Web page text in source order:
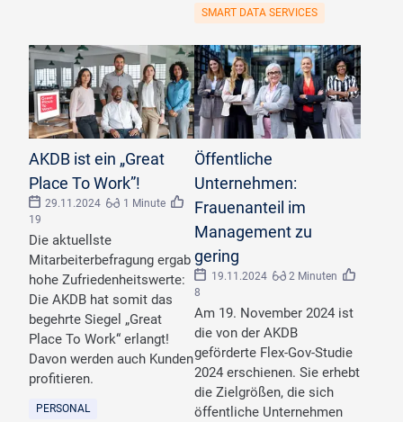
SMART DATA SERVICES
AKDB ist ein „Great
Place To Work”!
29.11.2024
1 Minute
19
Die aktuellste
Mitarbeiterbefragung ergab
hohe Zufriedenheitswerte:
Die AKDB hat somit das
begehrte Siegel „Great
Place To Work“ erlangt!
Davon werden auch Kunden
profitieren.
PERSONAL
©
Öffentliche
Unternehmen:
Frauenanteil im
Management zu
gering
19.11.2024
2 Minuten
8
Am 19. November 2024 ist
die von der AKDB
geförderte Flex-Gov-Studie
2024 erschienen. Sie erhebt
die Zielgrößen, die sich
öffentliche Unternehmen